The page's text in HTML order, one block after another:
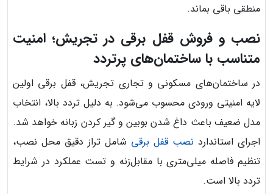
منطقی باقی بماند.
نصب و فروش قفل برقی در تجریش؛ امنیت
متناسب با ساختمان‌های پرتردد
در ساختمان‌های مسکونی و تجاری تجریش، قفل برقی اولین
لایه امنیتی ورودی محسوب می‌شود. به دلیل تردد بالا، انتخاب
مدل ضعیف باعث داغ شدن بوبین و گیر کردن زبانه خواهد شد.
اجرای استاندارد نصب قفل برقی شامل تراز دقیق محل نصب،
تنظیم فاصله میلی‌متری با مقابل‌زنه و تست عملکرد در شرایط
تردد بالا است.